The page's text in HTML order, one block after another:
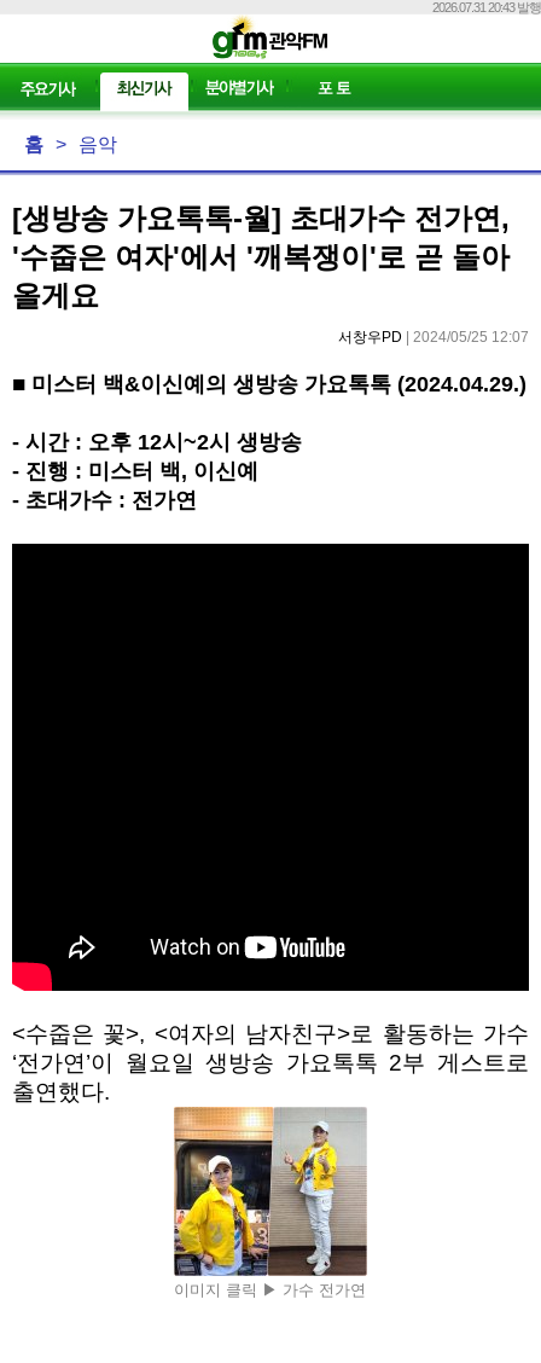
2026.07.31 20:43 발행
홈 > 음악
[생방송 가요톡톡-월] 초대가수 전가연,
'수줍은 여자'에서 '깨복쟁이'로 곧 돌아
올게요
서창우PD | 2024/05/25 12:07
■ 미스터 백&이신예의 생방송 가요톡톡 (2024.04.29.)
- 시간 : 오후 12시 ~2시 생방송
- 진행 : 미스터 백, 이신예
- 초대가수 : 전가연
<수줍은 꽃>, <여자의 남자친구>로 활동하는 가수
‘전가연 ’이 월요일 생방송 가요톡톡 2부 게스트로
출연했다.
이미지 클릭 ▶ 가수 전가연